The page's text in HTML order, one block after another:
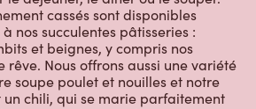
cassés sont disponibles
à nos succulentes pâtisseries :
et beignes, y compris nos
rêve. Nous offrons aussi une variété
soupe poulet et nouilles et notre
chili, qui se marie parfaitement